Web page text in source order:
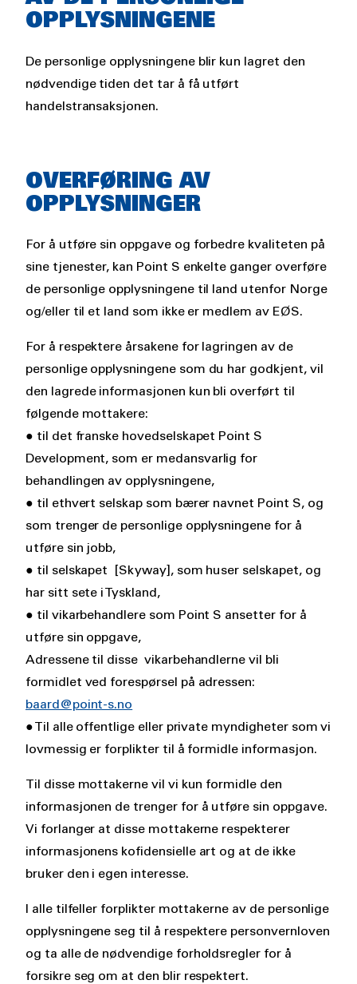
OPPLYSNINGENE
De personlige opplysningene blir kun lagret den
nødvendige tiden det tar å få utført
handelstransaksjonen.
OVERFØRING AV
OPPLYSNINGER
For å utføre sin oppgave og forbedre kvaliteten på
sine tjenester, kan Point S enkelte ganger overføre
de personlige opplysningene til land utenfor Norge
og/eller til et land som ikke er medlem av EØS.
For å respektere årsakene for lagringen av de
personlige opplysningene som du har godkjent, vil
den lagrede informasjonen kun bli overført til
følgende mottakere:
● til det franske hovedselskapet Point S
Development, som er medansvarlig for
behandlingen av opplysningene,
● til ethvert selskap som bærer navnet Point S, og
som trenger de personlige opplysningene for å
utføre sin jobb,
● til selskapet [Skyway], som huser selskapet, og
har sitt sete i Tyskland,
● til vikarbehandlere som Point S ansetter for å
utføre sin oppgave,
Adressene til disse vikarbehandlerne vil bli
formidlet ved forespørsel på adressen:
baard@point-s.no
● Til alle offentlige eller private myndigheter som vi
lovmessig er forplikter til å formidle informasjon.
Til disse mottakerne vil vi kun formidle den
informasjonen de trenger for å utføre sin oppgave.
Vi forlanger at disse mottakerne respekterer
informasjonens kofidensielle art og at de ikke
bruker den i egen interesse.
I alle tilfeller forplikter mottakerne av de personlige
opplysningene seg til å respektere personvernloven
og ta alle de nødvendige forholdsregler for å
forsikre seg om at den blir respektert.